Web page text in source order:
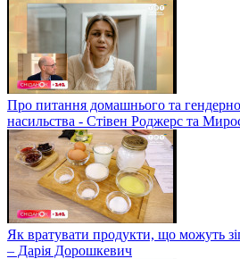
Про питання домашнього та
насильства - Стівен Роджерс та
Як вратувати продукти, що можуть
– Дарія Дорошкевич